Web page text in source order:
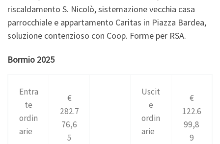
riscaldamento S. Nicolò, sistemazione vecchia casa
parrocchiale e appartamento Caritas in Piazza Bardea,
soluzione contenzioso con Coop. Forme per RSA.
Bormio 2025
Entra
te
ordin
arie
€
282.7
76,6
5
Uscit
e
ordin
arie
€
122.6
99,8
9